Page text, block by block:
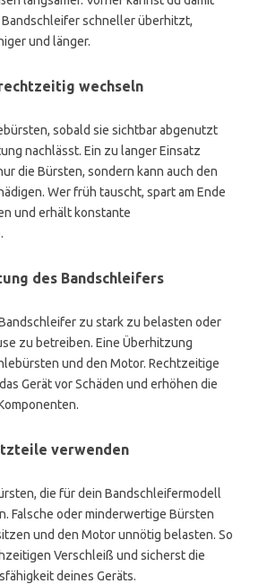
Bandschleifer schneller überhitzt,
und länger.
wechseln
sobald sie sichtbar abgenutzt
nachlässt. Ein zu langer Einsatz
die Bürsten, sondern kann auch den
Wer früh tauscht, spart am Ende
und erhält konstante
des Bandschleifers
zu stark zu belasten oder
zu betreiben. Eine Überhitzung
und den Motor. Rechtzeitige
Gerät vor Schäden und erhöhen die
verwenden
die für dein Bandschleifermodell
Falsche oder minderwertige Bürsten
und den Motor unnötig belasten. So
Verschleiß und sicherst die
deines Geräts.